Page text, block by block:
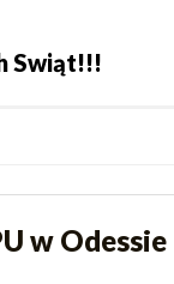
Swiąt!!!
w Odessie